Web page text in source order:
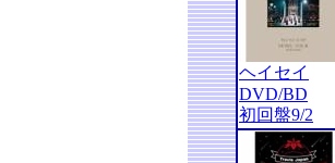
ヘイセイ
DVD/BD
初回盤9/2